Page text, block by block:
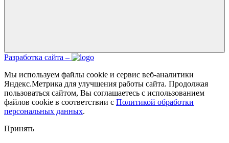
Разработка сайта –
Мы используем файлы cookie и сервис веб-аналитики
Яндекс.Метрика для улучшения работы сайта. Продолжая
пользоваться сайтом, Вы соглашаетесь с использованием
файлов cookie в соответствии с Политикой обработки
персональных данных.
Принять